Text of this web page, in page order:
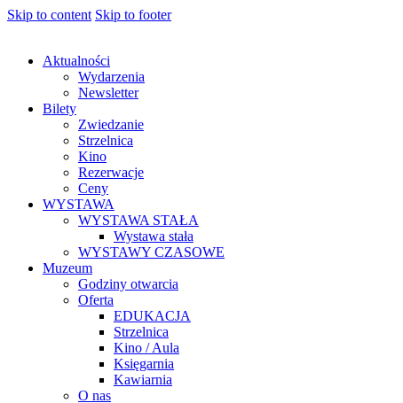
Skip to content Skip to footer
Aktualności
Wydarzenia
Newsletter
Bilety
Zwiedzanie
Strzelnica
Kino
Rezerwacje
Ceny
WYSTAWA
WYSTAWA STAŁA
Wystawa stała
WYSTAWY CZASOWE
Muzeum
Godziny otwarcia
Oferta
EDUKACJA
Strzelnica
Kino / Aula
Księgarnia
Kawiarnia
O nas